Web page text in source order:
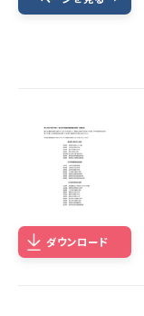
ダウンロード